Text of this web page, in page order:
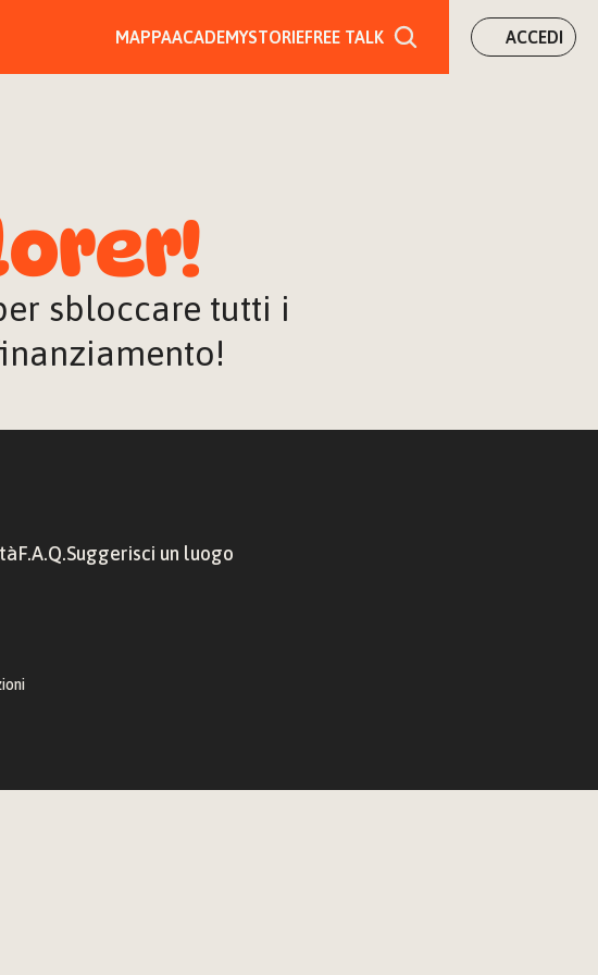
MAPPAACADEMYSTORIEFREE TALK ACCEDI
sbloccare tutti i
F.A.Q.Suggerisci un luogo